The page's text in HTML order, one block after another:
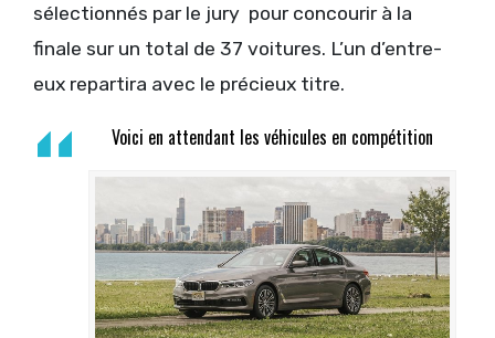
sélectionnés par le jury pour concourir à la
finale sur un total de 37 voitures. L’un d’entre-
eux repartira avec le précieux titre.
Voici en attendant les véhicules en compétition